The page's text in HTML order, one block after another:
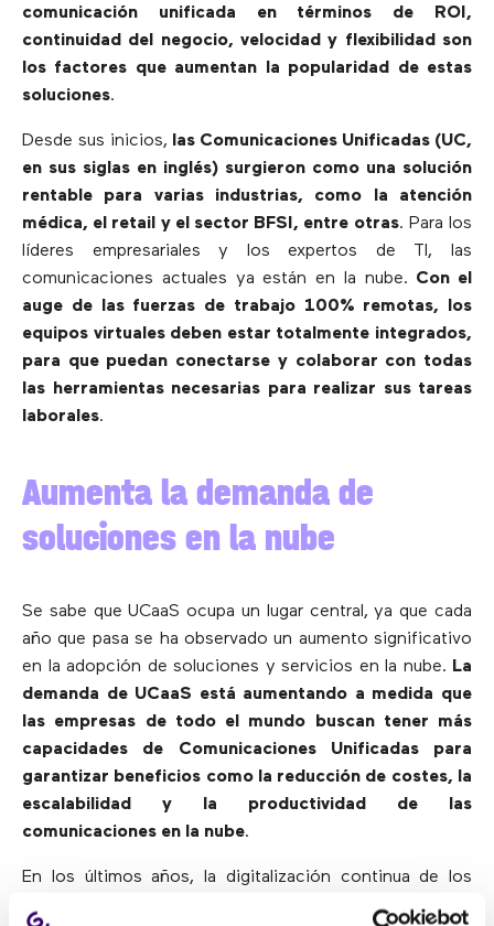
comunicación unificada en términos de ROI,
continuidad del negocio, velocidad y flexibilidad son
los factores que aumentan la popularidad de estas
soluciones.
Desde sus inicios, las Comunicaciones Unificadas (UC,
en sus siglas en inglés) surgieron como una solución
rentable para varias industrias, como la atención
médica, el retail y el sector BFSI, entre otras. Para los
líderes empresariales y los expertos de TI, las
comunicaciones actuales ya están en la nube. Con el
auge de las fuerzas de trabajo 100% remotas, los
equipos virtuales deben estar totalmente integrados,
para que puedan conectarse y colaborar con todas
las herramientas necesarias para realizar sus tareas
laborales.
Aumenta la demanda de
soluciones en la nube
Se sabe que UCaaS ocupa un lugar central, ya que cada
año que pasa se ha observado un aumento significativo
en la adopción de soluciones y servicios en la nube. La
demanda de UCaaS está aumentando a medida que
las empresas de todo el mundo buscan tener más
capacidades de Comunicaciones Unificadas para
garantizar beneficios como la reducción de costes, la
escalabilidad y la productividad de las
comunicaciones en la nube.
En los últimos años, la digitalización continua de los
espacios de trabajo ha aumentado la demanda de